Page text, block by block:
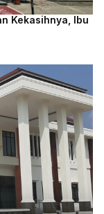
Kekasihnya, Ibu